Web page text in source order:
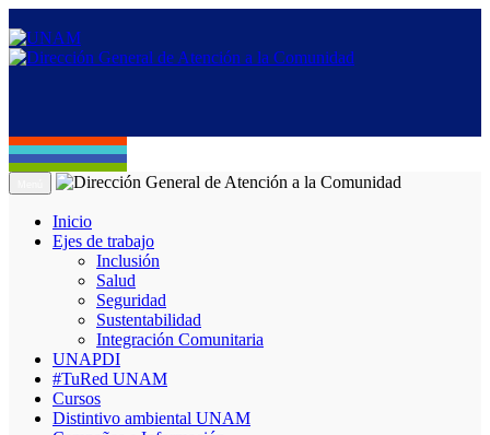
Inicio
Ejes de trabajo
Inclusión
Salud
Seguridad
Sustentabilidad
Integración Comunitaria
UNAPDI
#TuRed UNAM
Cursos
Distintivo ambiental UNAM